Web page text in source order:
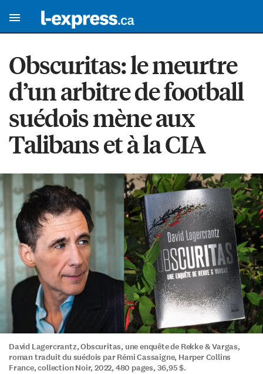
Obscuritas: le meurtre
d’un arbitre de football
suédois mène aux
Talibans et à la CIA
David Lagercrantz, Obscuritas, une enquête de Rekke & Vargas,
roman traduit du suédois par Rémi Cassaigne, Harper Collins
France, collection Noir, 2022, 480 pages, 36,95 $.